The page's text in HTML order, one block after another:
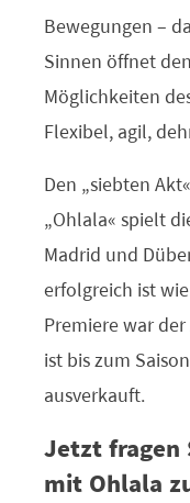
Bewegungen –
Sinnen öffnet
Möglichkeiten
Flexibel, agil,
Den „siebten
„Ohlala“ spielt
Madrid und
erfolgreich ist
Premiere war
ist bis zum
ausverkauft.
Jetzt fragen
mit Ohlala